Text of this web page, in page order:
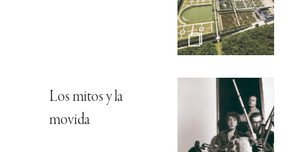
Los mitos y la
movida